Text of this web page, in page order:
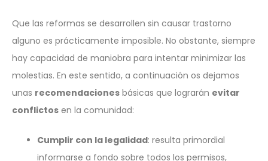
Que las reformas se desarrollen sin causar trastorno
alguno es prácticamente imposible. No obstante, siempre
hay capacidad de maniobra para intentar minimizar las
molestias. En este sentido, a continuación os dejamos
unas recomendaciones básicas que lograrán evitar
conflictos en la comunidad:
Cumplir con la legalidad: resulta primordial
informarse a fondo sobre todos los permisos,